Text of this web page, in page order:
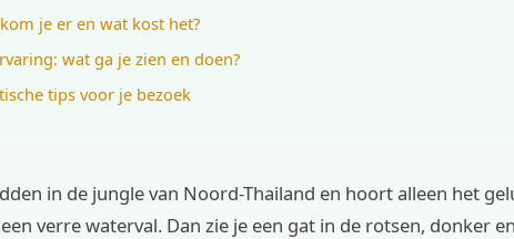
je er en wat kost het?
wat ga je zien en doen?
tips voor je bezoek
in de jungle van Noord-Thailand en hoort alleen het
verre waterval. Dan zie je een gat in de rotsen, donker